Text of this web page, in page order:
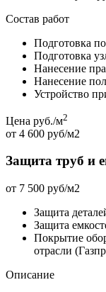
Состав работ
Подготовка
Подготовка
Нанесение
Нанесение
Устройство
Цена руб./м2
от 4 600 руб/м2
Защита труб и
от 7 500 руб/м2
Защита
Защита
Покрытие
отрасли
Описание